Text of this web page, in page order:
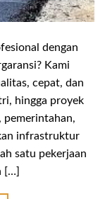
dengan
Kami
cepat, dan
hingga proyek
pemerintahan,
infrastruktur
satu pekerjaan
[…]